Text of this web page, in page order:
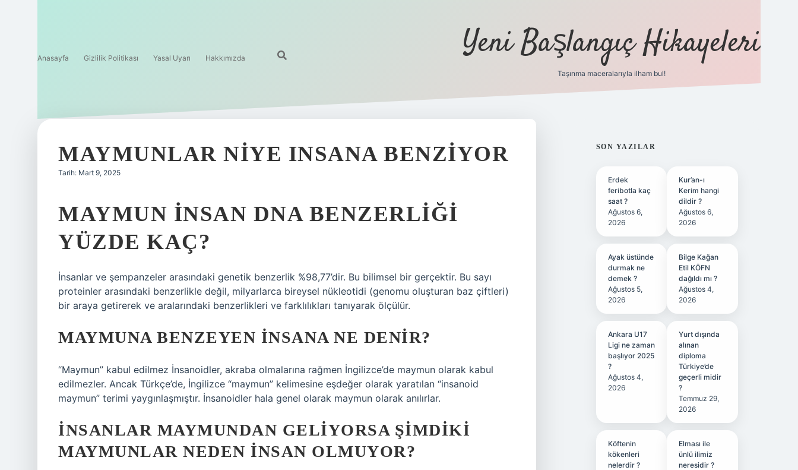
Anasayfa Gizlilik Politikası Yasal Uyarı Hakkımızda Yeni Başlangıç Hikayeleri
Taşınma maceralarıyla ilham bul!
MAYMUNLAR NIYE INSANA BENZIYOR
Tarih: Mart 9, 2025
MAYMUN INSAN DNA BENZERLIĞI
YÜZDE KAÇ?
İnsanlar ve şempanzeler arasındaki genetik benzerlik %98,77’dir. Bu bilimsel bir gerçektir. Bu sayı
proteinler arasındaki benzerlikle değil, milyarlarca bireysel nükleotidi (genomu oluşturan baz çiftleri)
bir araya getirerek ve aralarındaki benzerlikleri ve farklılıkları tanıyarak ölçülür.
MAYMUNA BENZEYEN INSANA NE DENIR?
“Maymun” kabul edilmez İnsanoidler, akraba olmalarına rağmen İngilizce’de maymun olarak kabul
edilmezler. Ancak Türkçe’de, İngilizce “maymun” kelimesine eşdeğer olarak yaratılan “insanoid
maymun” terimi yaygınlaşmıştır. İnsanoidler hala genel olarak maymun olarak anılırlar.
İNSANLAR MAYMUNDAN GELIYORSA ŞIMDIKI
MAYMUNLAR NEDEN INSAN OLMUYOR?
SIDEBAR
SON YAZILAR
Erdek
feribotla kaç
saat ?
Ağustos 6,
2026
Kur’an-ı
Kerim hangi
dildir ?
Ağustos 6,
2026
Ayak üstünde
durmak ne
demek ?
Ağustos 5,
2026
Bilge Kağan
Etil KÖFN
dağıldı mı ?
Ağustos 4,
2026
Ankara U17
Ligi ne zaman
başlıyor 2025
?
Ağustos 4,
2026
Yurt dışında
alınan
diploma
Türkiye’de
geçerli midir
?
Temmuz 29,
2026
Köftenin
kökenleri
nelerdir ?
Elması ile
ünlü ilimiz
neresidir ?